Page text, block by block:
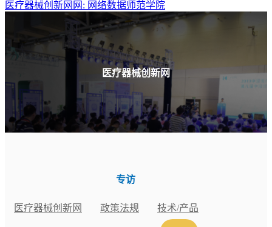
医疗器械创新网网: 网络数据师范学院
医疗器械创新网
专访
医疗器械创新网 政策法规 技术/产品